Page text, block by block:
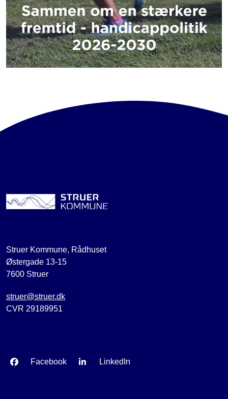
FYSISK OG MENTAL SUNDHED
Struer Kommune, Rådhuset
Østergade 13-15
7600 Struer
struer@struer.dk
CVR 29189951
Facebook LinkedIn